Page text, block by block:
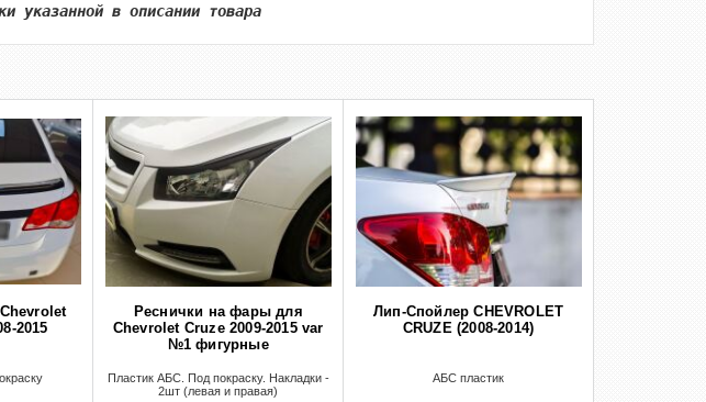
указанной в описании товара
2015
Реснички на фары для
Chevrolet Cruze 2009-2015 var
№1 фигурные
Пластик АБС. Под покраску. Накладки -
2шт (левая и правая)
Лип-Спойлер CHEVROLET
CRUZE (2008-2014)
АБС пластик